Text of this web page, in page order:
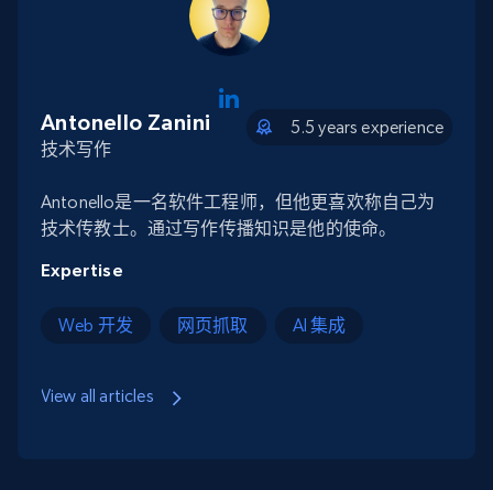
Antonello Zanini
技术写作
5.5 years experience
Antonello是一名软件工程师，但他更喜欢称自己为
技术传教士。通过写作传播知识是他的使命。
Expertise
Web 开发 网页抓取 AI 集成
View all articles